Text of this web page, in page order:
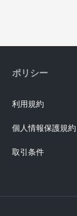
ポリシー
利用規約
個人情報保護規約
取引条件